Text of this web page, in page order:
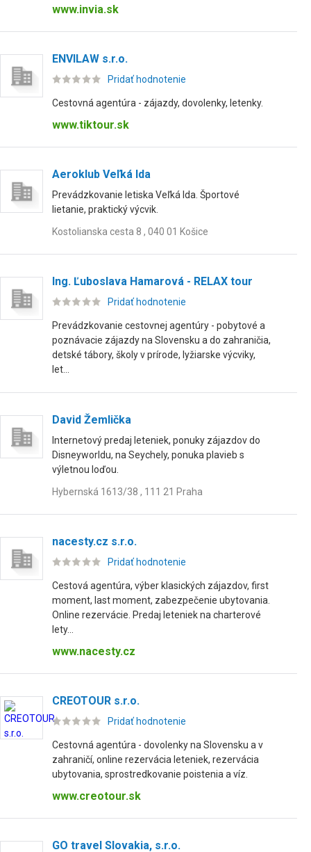
www.invia.sk
ENVILAW s.r.o.
Pridať hodnotenie
Cestovná agentúra - zájazdy, dovolenky, letenky.
www.tiktour.sk
Aeroklub Veľká Ida
Prevádzkovanie letiska Veľká Ida. Športové
lietanie, praktický výcvik.
Kostolianska cesta 8 , 040 01 Košice
Ing. Ľuboslava Hamarová - RELAX tour
Pridať hodnotenie
Prevádzkovanie cestovnej agentúry - pobytové a
poznávacie zájazdy na Slovensku a do zahraničia,
detské tábory, školy v prírode, lyžiarske výcviky,
let...
David Žemlička
Internetový predaj leteniek, ponuky zájazdov do
Disneyworldu, na Seychely, ponuka plavieb s
výletnou loďou.
Hybernská 1613/38 , 111 21 Praha
nacesty.cz s.r.o.
Pridať hodnotenie
Cestová agentúra, výber klasických zájazdov, first
moment, last moment, zabezpečenie ubytovania.
Online rezervácie. Predaj leteniek na charterové
lety...
www.nacesty.cz
CREOTOUR s.r.o.
Pridať hodnotenie
Cestovná agentúra - dovolenky na Slovensku a v
zahraničí, online rezervácia leteniek, rezervácia
ubytovania, sprostredkovanie poistenia a víz.
www.creotour.sk
GO travel Slovakia, s.r.o.